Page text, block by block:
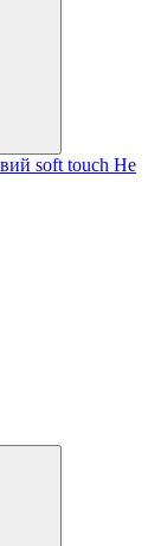
soft touch Не